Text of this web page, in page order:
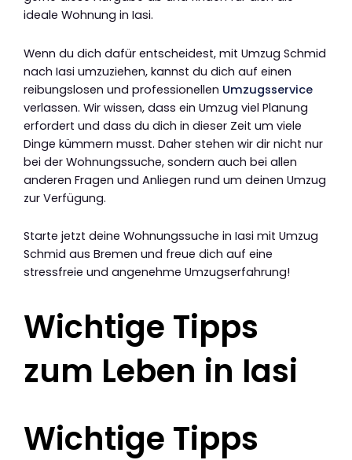
ideale Wohnung in Iasi.
Wenn du dich dafür entscheidest, mit Umzug Schmid
nach Iasi umzuziehen, kannst du dich auf einen
reibungslosen und professionellen Umzugsservice
verlassen. Wir wissen, dass ein Umzug viel Planung
erfordert und dass du dich in dieser Zeit um viele
Dinge kümmern musst. Daher stehen wir dir nicht nur
bei der Wohnungssuche, sondern auch bei allen
anderen Fragen und Anliegen rund um deinen Umzug
zur Verfügung.
Starte jetzt deine Wohnungssuche in Iasi mit Umzug
Schmid aus Bremen und freue dich auf eine
stressfreie und angenehme Umzugserfahrung!
Wichtige Tipps
zum Leben in Iasi
Wichtige Tipps